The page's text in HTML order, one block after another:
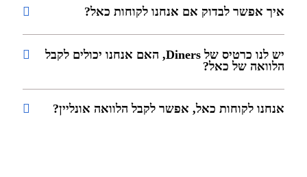
איך אפשר לבדוק אם אנחנו לקוחות כאל?
יש לנו כרטיס של Diners, האם אנחנו יכולים לקבל
הלוואה של כאל?
אנחנו לקוחות כאל, אפשר לקבל הלוואה אונליין?